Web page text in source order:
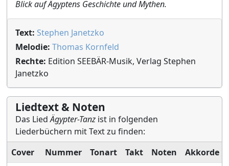
Blick auf Ägyptens Geschichte und Mythen.
Text: Stephen Janetzko
Melodie: Thomas Kornfeld
Rechte: Edition SEEBÄR-Musik, Verlag Stephen
Janetzko
Liedtext & Noten
Das LiedÄgypter-Tanz ist in folgenden
Liederbüchern mit Text zu finden:
Cover
Nummer Tonart Takt Noten Akkorde